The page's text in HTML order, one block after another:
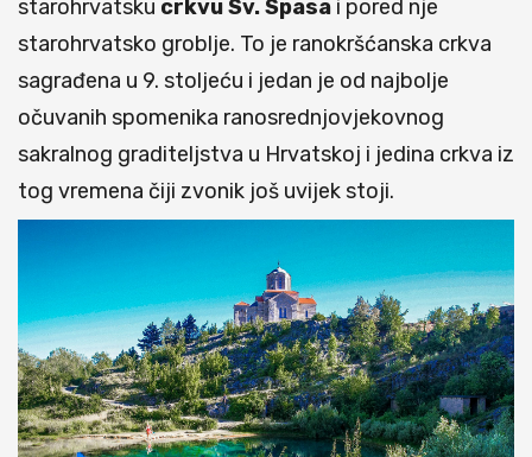
starohrvatsku crkvu Sv. Spasa i pored nje
starohrvatsko groblje. To je ranokršćanska crkva
sagrađena u 9. stoljeću i jedan je od najbolje
očuvanih spomenika ranosrednjovjekovnog
sakralnog graditeljstva u Hrvatskoj i jedina crkva iz
tog vremena čiji zvonik još uvijek stoji.